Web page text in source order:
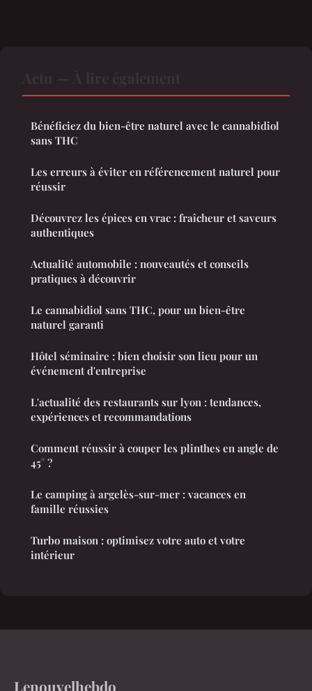
Bénéficiez du bien-être naturel avec le cannabidiol
sans THC
Les erreurs à éviter en référencement naturel pour
réussir
Découvrez les épices en vrac : fraîcheur et saveurs
authentiques
Actualité automobile : nouveautés et conseils
pratiques à découvrir
Le cannabidiol sans THC, pour un bien-être
naturel garanti
Hôtel séminaire : bien choisir son lieu pour un
événement d'entreprise
L'actualité des restaurants sur lyon : tendances,
expériences et recommandations
Comment réussir à couper les plinthes en angle de
45° ?
Le camping à argelès-sur-mer : vacances en
famille réussies
Turbo maison : optimisez votre auto et votre
intérieur
Lenouvelhebdo